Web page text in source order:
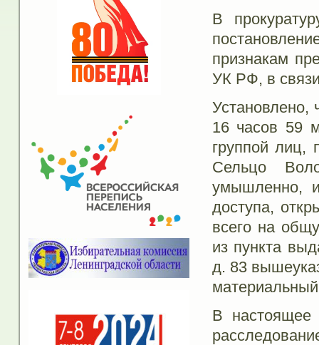
В
признакам
УК РФ, в
Установлено,
16 часов 59
группой лиц,
Сельцо
умышленно,
доступа,
всего на
из пункта
д. 83
В настоящее